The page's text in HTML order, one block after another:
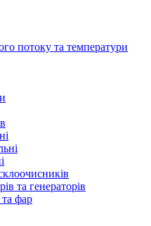
потоку та температури
та генераторів
фар